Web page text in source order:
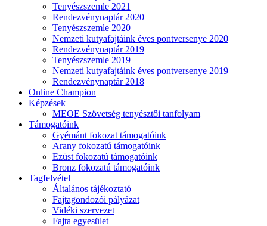
Tenyészszemle 2021
Rendezvénynaptár 2020
Tenyészszemle 2020
Nemzeti kutyafajtáink éves pontversenye 2020
Rendezvénynaptár 2019
Tenyészszemle 2019
Nemzeti kutyafajtáink éves pontversenye 2019
Rendezvénynaptár 2018
Online Champion
Képzések
MEOE Szövetség tenyésztői tanfolyam
Támogatóink
Gyémánt fokozat támogatóink
Arany fokozatú támogatóink
Ezüst fokozatú támogatóink
Bronz fokozatú támogatóink
Tagfelvétel
Általános tájékoztató
Fajtagondozói pályázat
Vidéki szervezet
Fajta egyesület